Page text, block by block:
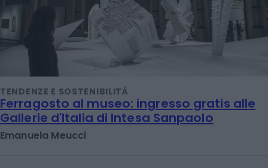
TENDENZE E SOSTENIBILITÀ
Ferragosto al museo: ingresso gratis alle
Gallerie d'Italia di Intesa Sanpaolo
Emanuela Meucci